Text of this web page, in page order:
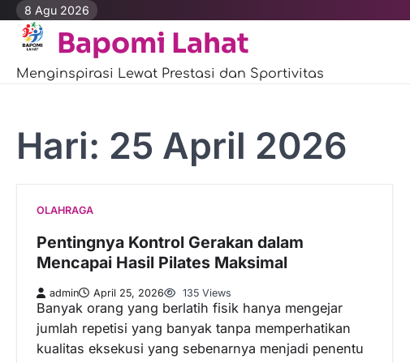
Skip
content
8 Agu 2026
Bapomi Lahat
Menginspirasi Lewat Prestasi dan Sportivitas
Hari: 25 April 2026
OLAHRAGA
Pentingnya Kontrol Gerakan dalam
Mencapai Hasil Pilates Maksimal
admin April 25, 2026 135 Views
Banyak orang yang berlatih fisik hanya mengejar
jumlah repetisi yang banyak tanpa memperhatikan
kualitas eksekusi yang sebenarnya menjadi penentu